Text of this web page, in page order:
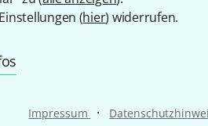
(hier) widerrufen.
Impressum ·
Profi Truhe Yamaha YM-